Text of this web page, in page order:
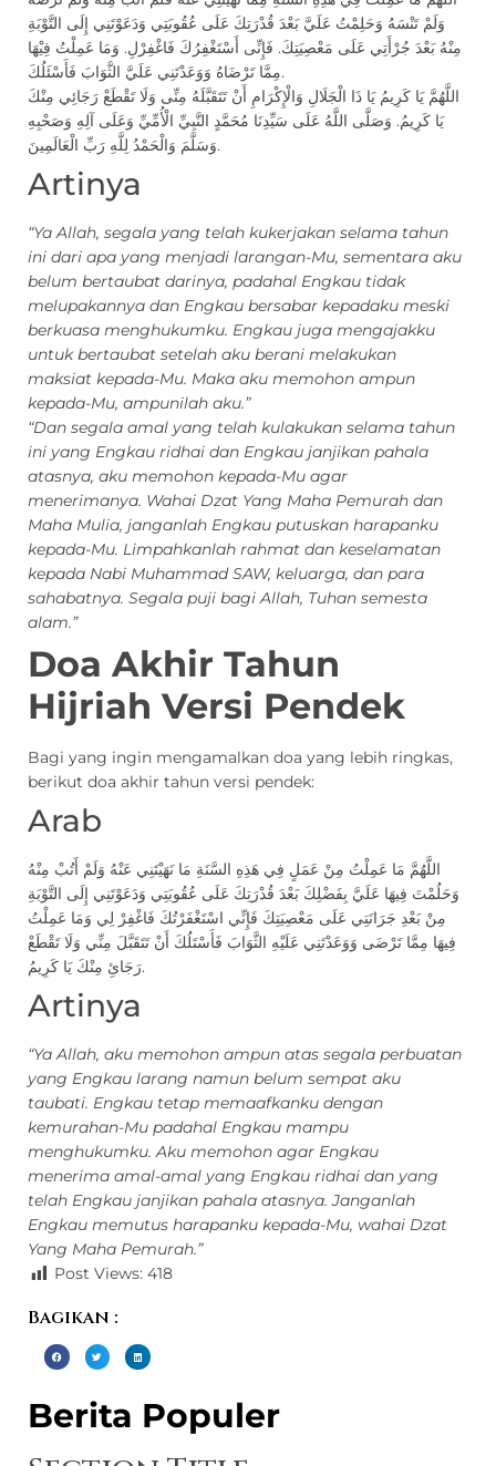
وَلَمْ تَنْسَهُ وَحَلِمْتُ عَلَيَّ بَعْدَ قُدْرَتِكَ عَلَى عُقُوبَتِي وَدَعَوْتَنِي إِلَى التَّوْبَةِ
مِنْهُ بَعْدَ جُرْأَتِي عَلَى مَعْصِيَتِكَ. فَإِنِّى أَسْتَغْفِرُكَ فَاغْفِرْلِ. وَمَا عَمِلْتُ فِيْهَا
مِمَّا تَرْضَاهُ وَوَعَدْتَنِي عَلَيَّ الثَّوَابَ فَأَسْئَلُكَ.
اللَّهُمَّ يَا كَرِيمُ يَا ذَا الْجَلَالِ وَالْإِكْرَامِ أَنْ تَتَقَبَّلَهُ مِنِّى وَلَا تَقْطَعْ رَجَائِي مِنْكَ
يَا كَرِيمُ. وَصَلَّى اللَّهُ عَلَى سَيِّدِنَا مُحَمَّدٍ النَّبِيِّ الْأُمِّيِّ وَعَلَى آلِهِ وَصَحْبِهِ
وَسَلَّمَ وَالْحَمْدُ لِلَّهِ رَبِّ الْعَالَمِينَ.
Artinya
“Ya Allah, segala yang telah kukerjakan selama tahun
ini dari apa yang menjadi larangan-Mu, sementara aku
belum bertaubat darinya, padahal Engkau tidak
melupakannya dan Engkau bersabar kepadaku meski
berkuasa menghukumku. Engkau juga mengajakku
untuk bertaubat setelah aku berani melakukan
maksiat kepada-Mu. Maka aku memohon ampun
kepada-Mu, ampunilah aku.”
“Dan segala amal yang telah kulakukan selama tahun
ini yang Engkau ridhai dan Engkau janjikan pahala
atasnya, aku memohon kepada-Mu agar
menerimanya. Wahai Dzat Yang Maha Pemurah dan
Maha Mulia, janganlah Engkau putuskan harapanku
kepada-Mu. Limpahkanlah rahmat dan keselamatan
kepada Nabi Muhammad SAW, keluarga, dan para
sahabatnya. Segala puji bagi Allah, Tuhan semesta
alam.”
Doa Akhir Tahun
Hijriah Versi Pendek
Bagi yang ingin mengamalkan doa yang lebih ringkas,
berikut doa akhir tahun versi pendek:
Arab
اللَّهُمَّ مَا عَمِلْتُ مِنْ عَمَلٍ فِي هَذِهِ السَّنَةِ مَا نَهَيْتَنِي عَنْهُ وَلَمْ أَتُبْ مِنْهُ
وَحَلُمْتَ فِيهَا عَلَيَّ بِفَضْلِكَ بَعْدَ قُدْرَتِكَ عَلَى عُقُوبَتِي وَدَعَوْتَنِي إِلَى التَّوْبَةِ
مِنْ بَعْدِ جَرَانَتِي عَلَى مَعْصِيَتِكَ فَإِنِّي اسْتَغْفَرْتُكَ فَاغْفِرْ لِي وَمَا عَمِلْتُ
فِيهَا مِمَّا تَرْضَى وَوَعَدْتَنِي عَلَيْهِ الثَّوَابَ فَأَسْتَلُكَ أَنْ تَتَقَبَّلَ مِنِّي وَلَا تَقْطَعْ
رَجَائِ مِنْكَ يَا كَرِيمُ.
Artinya
“Ya Allah, aku memohon ampun atas segala perbuatan
yang Engkau larang namun belum sempat aku
taubati. Engkau tetap memaafkanku dengan
kemurahan-Mu padahal Engkau mampu
menghukumku. Aku memohon agar Engkau
menerima amal-amal yang Engkau ridhai dan yang
telah Engkau janjikan pahala atasnya. Janganlah
Engkau memutus harapanku kepada-Mu, wahai Dzat
Yang Maha Pemurah.”
Post Views: 418
Bagikan :
Berita Populer